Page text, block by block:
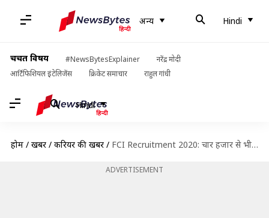
अन्य Hindi
चर्चित विषय #NewsBytesExplainer
नरेंद्र मोदी
आर्टिफिशियल इंटेलिजेंस
क्रिकेट समाचार राहुल गांधी
Hindi
होम / खबरें / करियर की खबरें / FCI Recruitment 2020: चार हजार से भी अधिक पदों पर निकाली भर्ती, जानें विवरण
ADVERTISEMENT